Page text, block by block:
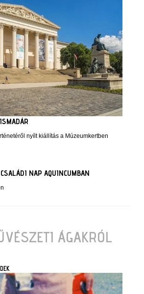
nyílt kiállítás a Múzeumkertben
NAP AQUINCUMBAN
ÁGAKRÓL